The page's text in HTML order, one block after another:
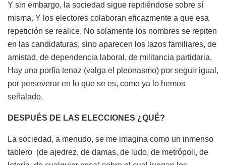
Y sin embargo, la sociedad sigue repitiéndose sobre sí
misma. Y los electores colaboran eficazmente a que esa
repetición se realice. No solamente los nombres se repiten
en las candidaturas, sino aparecen los lazos familiares, de
amistad, de dependencia laboral, de militancia partidaria.
Hay una porfía tenaz (valga el pleonasmo) por seguir igual,
por perseverar en lo que se es, como ya lo hemos
señalado.
DESPUÉS DE LAS ELECCIONES ¿QUÉ?
La sociedad, a menudo, se me imagina como un inmenso
tablero (de ajedrez, de damas, de ludo, de metrópoli, de